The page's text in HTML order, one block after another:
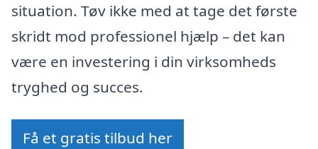
situation. Tøv ikke med at tage det første
skridt mod professionel hjælp – det kan
være en investering i din virksomheds
tryghed og succes.
Få et gratis tilbud her